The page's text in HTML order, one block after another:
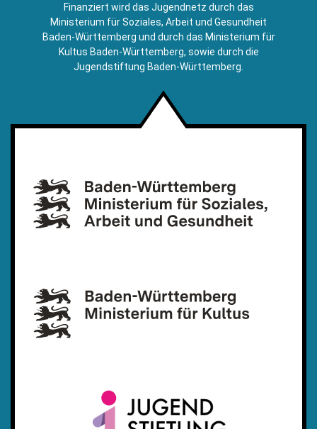
Mail)
Finanziert wird das Jugendnetz durch das
Ministerium für Soziales, Arbeit und Gesundheit
Baden-Württemberg und durch das Ministerium für
Kultus Baden-Württemberg, sowie durch die
Jugendstiftung Baden-Württemberg.